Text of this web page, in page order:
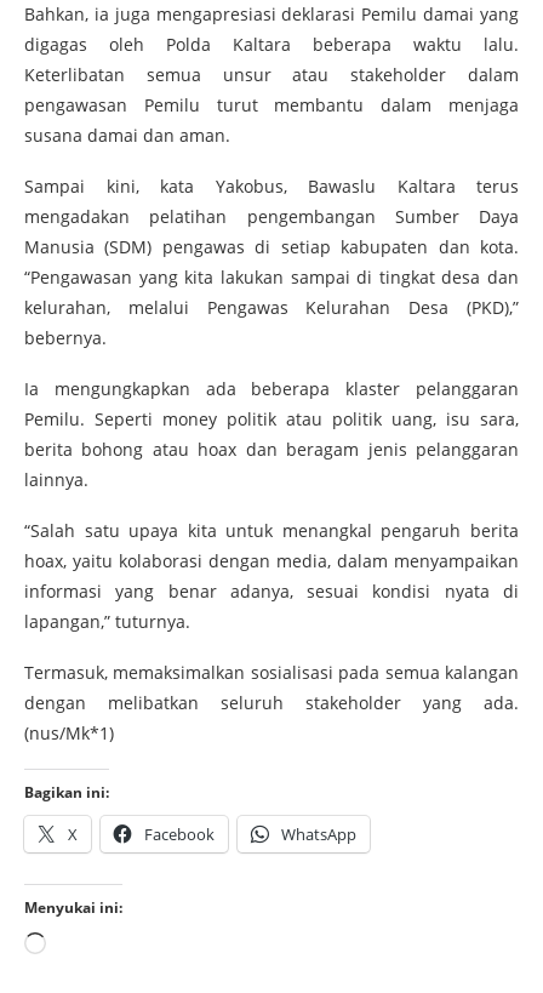
Bahkan, ia juga mengapresiasi deklarasi Pemilu damai yang
digagas oleh Polda Kaltara beberapa waktu lalu.
Keterlibatan semua unsur atau stakeholder dalam
pengawasan Pemilu turut membantu dalam menjaga
susana damai dan aman.
Sampai kini, kata Yakobus, Bawaslu Kaltara terus
mengadakan pelatihan pengembangan Sumber Daya
Manusia (SDM) pengawas di setiap kabupaten dan kota.
“Pengawasan yang kita lakukan sampai di tingkat desa dan
kelurahan, melalui Pengawas Kelurahan Desa (PKD),”
bebernya.
Ia mengungkapkan ada beberapa klaster pelanggaran
Pemilu. Seperti money politik atau politik uang, isu sara,
berita bohong atau hoax dan beragam jenis pelanggaran
lainnya.
“Salah satu upaya kita untuk menangkal pengaruh berita
hoax, yaitu kolaborasi dengan media, dalam menyampaikan
informasi yang benar adanya, sesuai kondisi nyata di
lapangan,” tuturnya.
Termasuk, memaksimalkan sosialisasi pada semua kalangan
dengan melibatkan seluruh stakeholder yang ada.
(nus/Mk*1)
Bagikan ini:
X Facebook WhatsApp
Menyukai ini: